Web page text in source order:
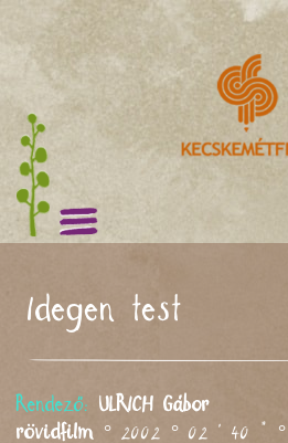
Idegen test
Rendező: ULRICH Gábor
rövidfilm ° 2002 ° 02 ' 40 " °